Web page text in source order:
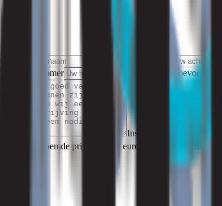
Nummer Toevoeging
Instemming voorwaarden
bovengenoemde prijs van 297 euro Instemming particulier